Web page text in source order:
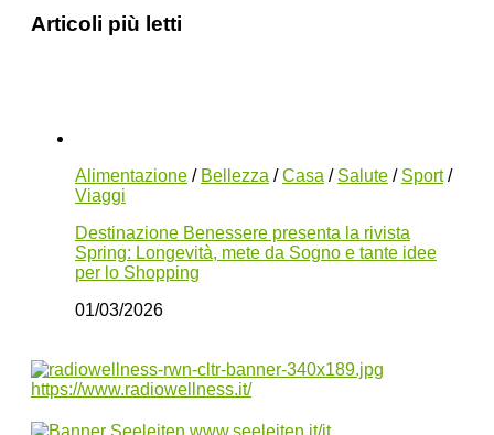
Articoli più letti
Alimentazione / Bellezza /Casa / Salute / Sport/
Viaggi
Destinazione Benessere presenta la rivista
Spring: Longevità, mete da Sogno e tante idee
per lo Shopping
01/03/2026